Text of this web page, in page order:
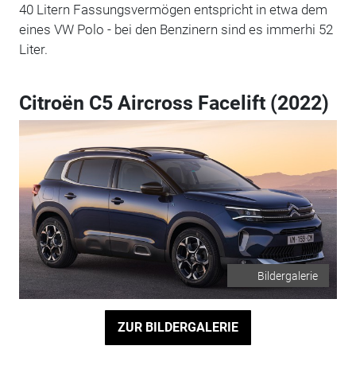
40 Litern Fassungsvermögen entspricht in etwa dem
eines VW Polo - bei den Benzinern sind es immerhi 52
Liter.
Citroën C5 Aircross Facelift (2022)
Bildergalerie
ZUR BILDERGALERIE